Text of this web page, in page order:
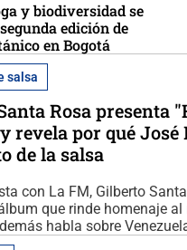
y biodiversidad se
edición de
en Bogotá
salsa
Rosa presenta
revela por qué José
de la salsa
con La FM, Gilberto
que rinde homenaje
habla sobre